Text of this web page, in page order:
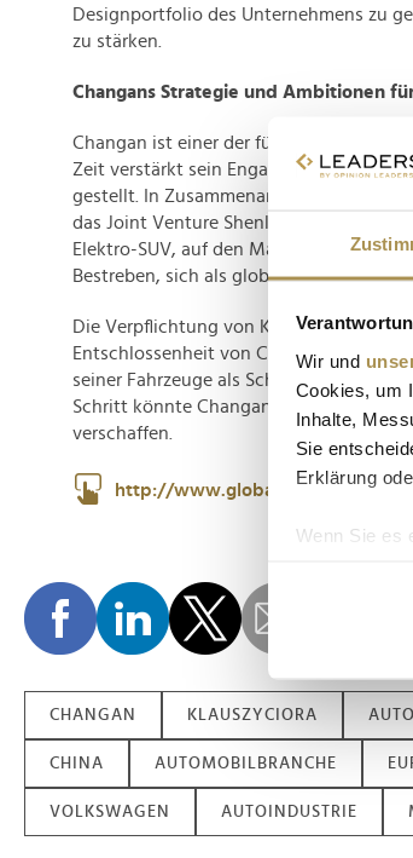
Wir und
Cookies, um
Inhalte,
Sie
Erklärung
Wenn Sie es
Erfahren
Wir
und die
der Dienste
Designportfolio des Unternehmens zu
zu stärken.
Changans Strategie und Ambitionen
Changan ist einer der führenden
Zeit verstärkt sein Engagement für
gestellt. In Zusammenarbeit mit CATL
das Joint Venture Shenlan und brachte
Elektro-SUV, auf den Markt. Diese
Bestreben, sich als globaler Akteur in
Die Verpflichtung von Klaus Zyciora als
Entschlossenheit von Changan, in
seiner Fahrzeuge als Schlüssel zum
Schritt könnte Changan eine neue
verschaffen.
http://www.globalchangan.com/
CHANGAN KLAUSZYCIORA
CHINA AUTOMOBILBRANCHE
VOLKSWAGEN AUTOINDUSTRIE